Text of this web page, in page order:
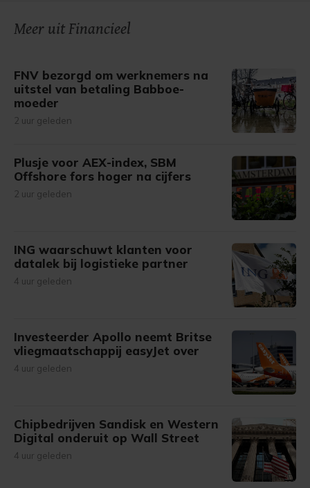
gemaakte keuze altijd wijzigen of intrekken.
Meer uit Financieel
FNV bezorgd om werknemers na
uitstel van betaling Babboe-
moeder
2 uur geleden
Plusje voor AEX-index, SBM
Offshore fors hoger na cijfers
2 uur geleden
ING waarschuwt klanten voor
datalek bij logistieke partner
4 uur geleden
Investeerder Apollo neemt Britse
vliegmaatschappij easyJet over
4 uur geleden
Chipbedrijven Sandisk en Western
Digital onderuit op Wall Street
4 uur geleden